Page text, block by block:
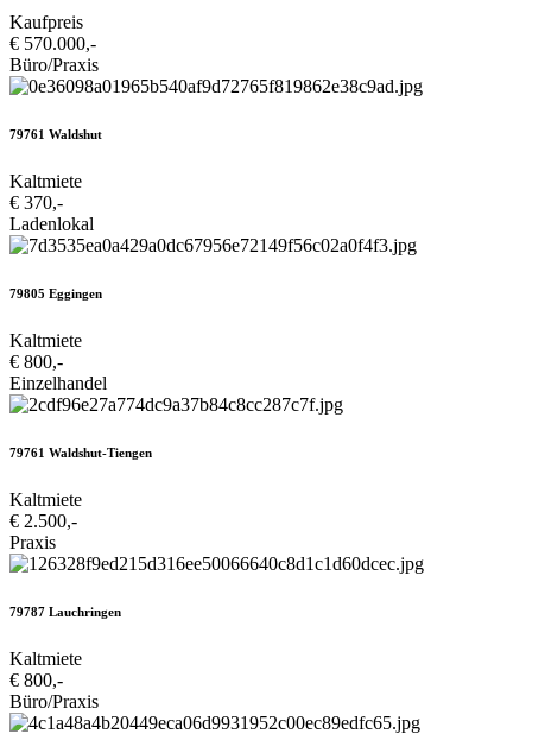
Kaufpreis
€ 570.000,-
Büro/Praxis
79761 Waldshut
Kaltmiete
€ 370,-
Ladenlokal
79805 Eggingen
Kaltmiete
€ 800,-
Einzelhandel
79761 Waldshut-Tiengen
Kaltmiete
€ 2.500,-
Praxis
79787 Lauchringen
Kaltmiete
€ 800,-
Büro/Praxis